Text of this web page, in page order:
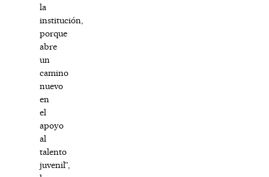
la
institución,
porque
abre
un
camino
nuevo
en
el
apoyo
al
talento
juvenil”,